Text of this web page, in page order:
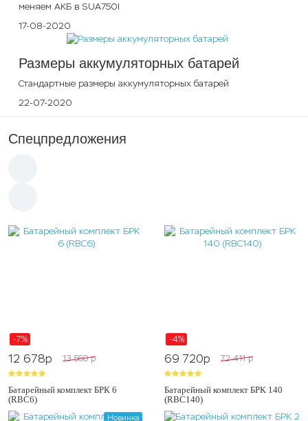
меняем АКБ в SUA750I
17-08-2020
Размеры аккумуляторных батарей
Стандартные размеры аккумуляторных батарей
22-07-2020
Спецпредложения
-7%
12 678p 13 560 p
Батарейный комплект БРК 6
(RBC6)
-4%
69 720p 72 411 p
Батарейный комплект БРК 140
(RBC140)
Новинка